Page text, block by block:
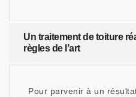
Un traitement de toiture
règles de l’art
Pour parvenir à un